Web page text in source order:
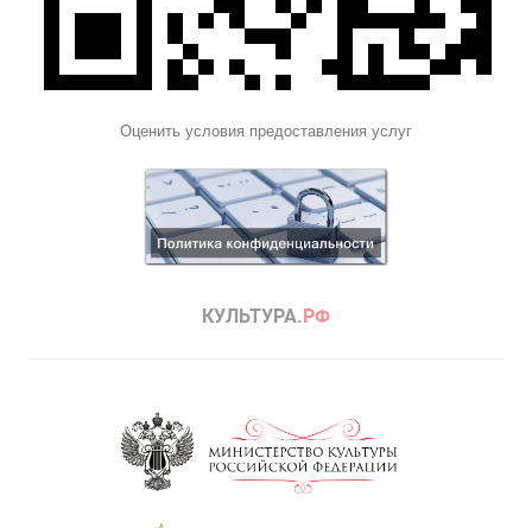
Оценить условия предоставления услуг